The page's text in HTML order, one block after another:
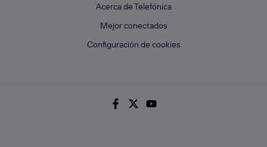
Acerca de Telefónica
Mejor conectados
Configuración de cookies